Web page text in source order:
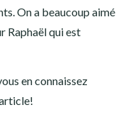
On a beaucoup aimé
Raphaël qui est
en connaissez